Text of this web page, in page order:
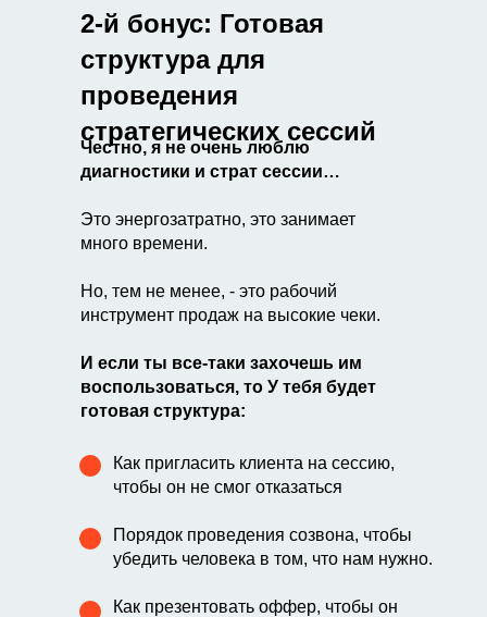
Честно, я не очень люблю
диагностики и страт сессии…
Это энергозатратно, это занимает
много времени.
Но, тем не менее, - это рабочий
инструмент продаж на высокие чеки.
И если ты все-таки захочешь им
воспользоваться, то У тебя будет
готовая структура:
Как пригласить клиента на сессию,
чтобы он не смог отказаться
Порядок проведения созвона, чтобы
убедить человека в том, что нам нужно.
Как презентовать оффер, чтобы он
2-й бонус: Готовая
структура для
проведения
стратегических сессий